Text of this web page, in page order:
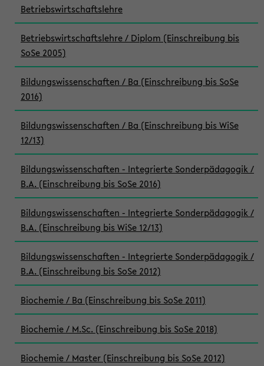
Betriebswirtschaftslehre
Betriebswirtschaftslehre / Diplom (Einschreibung bis
SoSe 2005)
Bildungswissenschaften / Ba (Einschreibung bis SoSe
2016)
Bildungswissenschaften / Ba (Einschreibung bis WiSe
12/13)
Bildungswissenschaften - Integrierte Sonderpädagogik /
B.A. (Einschreibung bis SoSe 2016)
Bildungswissenschaften - Integrierte Sonderpädagogik /
B.A. (Einschreibung bis WiSe 12/13)
Bildungswissenschaften - Integrierte Sonderpädagogik /
B.A. (Einschreibung bis SoSe 2012)
Biochemie / Ba (Einschreibung bis SoSe 2011)
Biochemie / M.Sc. (Einschreibung bis SoSe 2018)
Biochemie / Master (Einschreibung bis SoSe 2012)